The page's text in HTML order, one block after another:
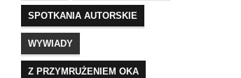
SPOTKANIA AUTORSKIE
WYWIADY
Z PRZYMRUŻENIEM OKA